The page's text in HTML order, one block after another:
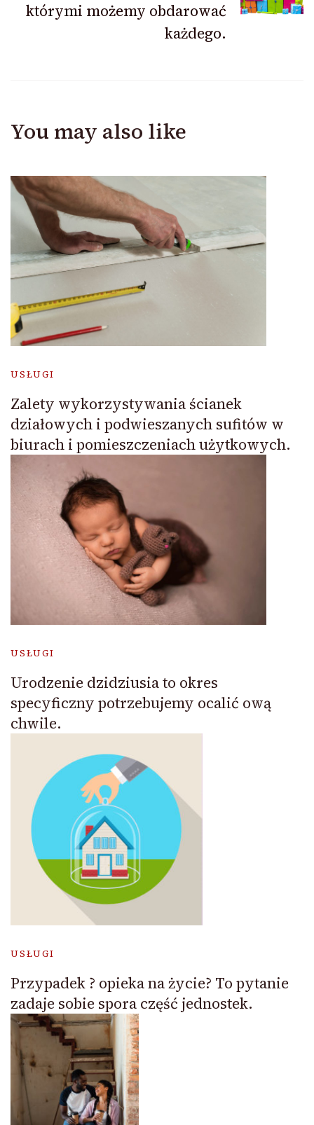
którymi możemy obdarować
każdego.
You may also like
USŁUGI
Zalety wykorzystywania ścianek
działowych i podwieszanych sufitów w
biurach i pomieszczeniach użytkowych.
USŁUGI
Urodzenie dzidziusia to okres
specyficzny potrzebujemy ocalić ową
chwile.
USŁUGI
Przypadek ? opieka na życie? To pytanie
zadaje sobie spora część jednostek.